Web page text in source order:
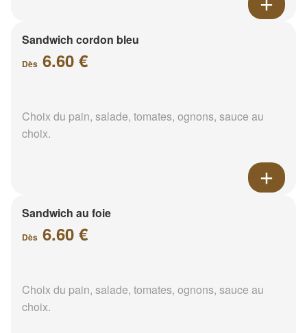
Sandwich cordon bleu
Dès 6.60 €
Choix du pain, salade, tomates, ognons, sauce au
choix.
Sandwich au foie
Dès 6.60 €
Choix du pain, salade, tomates, ognons, sauce au
choix.